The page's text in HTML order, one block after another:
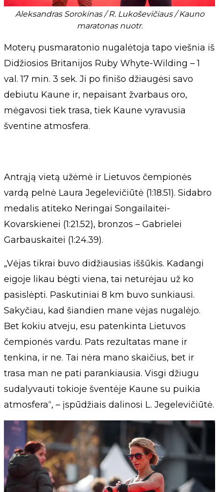
Aleksandras Sorokinas / R. Lukoševičiaus / Kauno
maratonas nuotr.
Moterų pusmaratonio nugalėtoja tapo viešnia iš
Didžiosios Britanijos Ruby Whyte-Wilding – 1
val. 17 min. 3 sek. Ji po finišo džiaugėsi savo
debiutu Kaune ir, nepaisant žvarbaus oro,
mėgavosi tiek trasa, tiek Kaune vyravusia
šventine atmosfera.
Antrąją vietą užėmė ir Lietuvos čempionės
vardą pelnė Laura Jegelevičiūtė (1:18.51). Sidabro
medalis atiteko Neringai Songailaitei-
Kovarskienei (1:21.52), bronzos – Gabrielei
Garbauskaitei (1:24.39).
„Vėjas tikrai buvo didžiausias iššūkis. Kadangi
eigoje likau bėgti viena, tai neturėjau už ko
pasislėpti. Paskutiniai 8 km buvo sunkiausi.
Sakyčiau, kad šiandien mane vėjas nugalėjo.
Bet kokiu atveju, esu patenkinta Lietuvos
čempionės vardu. Pats rezultatas mane ir
tenkina, ir ne. Tai nėra mano skaičius, bet ir
trasa man ne pati parankiausia. Visgi džiugu
sudalyvauti tokioje šventėje Kaune su puikia
atmosfera“, – įspūdžiais dalinosi L. Jegelevičiūtė.